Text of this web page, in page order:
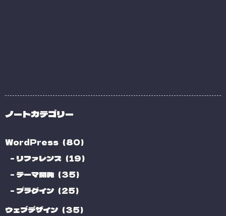
ノートカテゴリー
WordPress（80）
リファレンス（19）
テーマ開発（35）
プラグイン（25）
ウェブデザイン（35）